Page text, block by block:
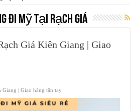
đi Mỹ tại Rạch Giá
Giá Kiên Giang | Giao
| Giao hàng tận tay